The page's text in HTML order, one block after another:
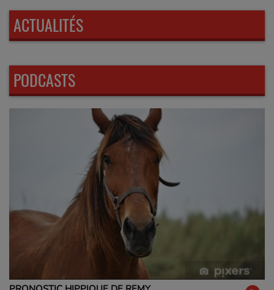
ACTUALITÉS
PODCASTS